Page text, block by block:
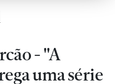
- "A
uma série